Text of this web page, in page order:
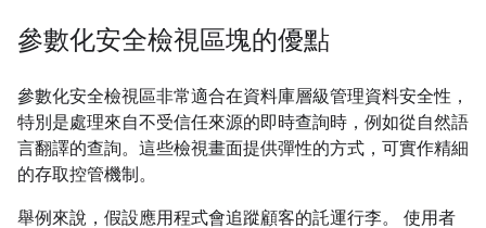
參數化安全檢視區塊的優點
參數化安全檢視區非常適合在資料庫層級管理資料安全性，
特別是處理來自不受信任來源的即時查詢時，例如從自然語
言翻譯的查詢。這些檢視畫面提供彈性的方式，可實作精細
的存取控管機制。
舉例來說，假設應用程式會追蹤顧客的託運行李。 使用者